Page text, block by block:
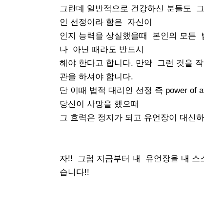
그란데 일반적으로 건강하신 분들도
인 선정이라 함은 자신이
인지 능력을 상실했을때 본인의 모든
나 아닌 때라도 반드시
해야 한다고 합니다. 만약 그런 것을
관을 하셔야 합니다.
단 이때 법적 대리인 선정 즉 power of
당신이 사망을 했으때
그 효력은 정지가 되고 유언장이 대신
자!! 그럼 지금부터 내 유언장을 내 스
습니다!!